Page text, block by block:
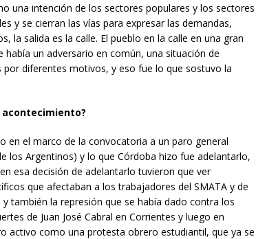
una intención de los sectores populares y los sectores
y se cierran las vías para expresar las demandas,
la salida es la calle. El pueblo en la calle en una gran
un adversario en común, una situación de
diferentes motivos, y eso fue lo que sostuvo la
en el marco de la convocatoria a un paro general
los Argentinos) y lo que Córdoba hizo fue adelantarlo,
esa decisión de adelantarlo tuvieron que ver
que afectaban a los trabajadores del SMATA y de
también la represión que se había dado contra los
de Juan José Cabral en Corrientes y luego en
activo como una protesta obrero estudiantil, que ya se